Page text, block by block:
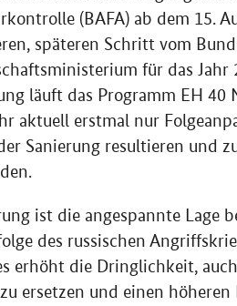
(BAFA) ab dem 15.
späteren Schritt vom
für das Jahr
läuft das Programm EH 40
aktuell erstmal nur
Sanierung resultieren und
ist die angespannte Lage
des russischen
erhöht die Dringlichkeit,
ersetzen und einen höheren